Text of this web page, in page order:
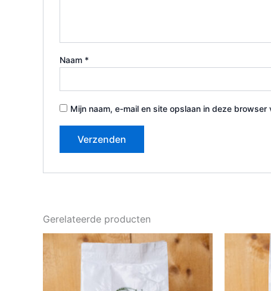
Naam *
Mijn naam, e-mail en site opslaan in deze
Gerelateerde producten